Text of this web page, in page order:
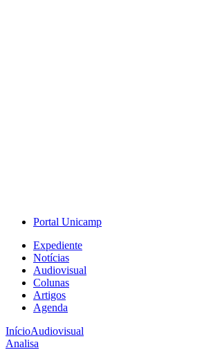
Portal Unicamp
Expediente
Notícias
Audiovisual
Colunas
Artigos
Agenda
InícioAudiovisual
Analisa